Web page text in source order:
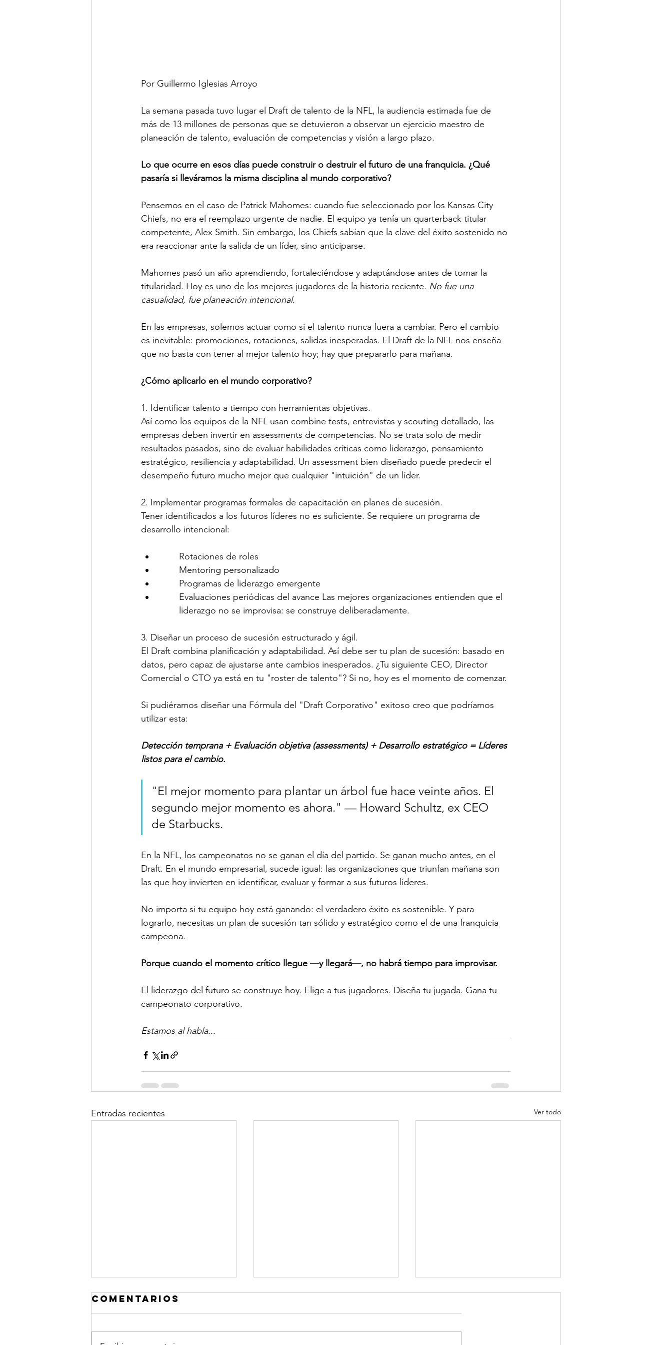
Por Guillermo Iglesias Arroyo
La semana pasada tuvo lugar el Draft de talento de la NFL, la audiencia estimada fue de
más de 13 millones de personas que se detuvieron a observar un ejercicio maestro de
planeación de talento, evaluación de competencias y visión a largo plazo.
Lo que ocurre en esos días puede construir o destruir el futuro de una franquicia. ¿Qué
pasaría si lleváramos la misma disciplina al mundo corporativo?
Pensemos en el caso de Patrick Mahomes: cuando fue seleccionado por los Kansas City
Chiefs, no era el reemplazo urgente de nadie. El equipo ya tenía un quarterback titular
competente, Alex Smith. Sin embargo, los Chiefs sabían que la clave del éxito sostenido no
era reaccionar ante la salida de un líder, sino anticiparse.
Mahomes pasó un año aprendiendo, fortaleciéndose y adaptándose antes de tomar la
titularidad. Hoy es uno de los mejores jugadores de la historia reciente. No fue una
casualidad, fue planeación intencional.
En las empresas, solemos actuar como si el talento nunca fuera a cambiar. Pero el cambio
es inevitable: promociones, rotaciones, salidas inesperadas. El Draft de la NFL nos enseña
que no basta con tener al mejor talento hoy; hay que prepararlo para mañana.
¿Cómo aplicarlo en el mundo corporativo?
1. Identificar talento a tiempo con herramientas objetivas.
Así como los equipos de la NFL usan combine tests, entrevistas y scouting detallado, las
empresas deben invertir en assessments de competencias. No se trata solo de medir
resultados pasados, sino de evaluar habilidades críticas como liderazgo, pensamiento
estratégico, resiliencia y adaptabilidad. Un assessment bien diseñado puede predecir el
desempeño futuro mucho mejor que cualquier "intuición" de un líder.
2. Implementar programas formales de capacitación en planes de sucesión.
Tener identificados a los futuros líderes no es suficiente. Se requiere un programa de
desarrollo intencional:
Rotaciones de roles
Mentoring personalizado
Programas de liderazgo emergente
Evaluaciones periódicas del avance Las mejores organizaciones entienden que el
liderazgo no se improvisa: se construye deliberadamente.
3. Diseñar un proceso de sucesión estructurado y ágil.
El Draft combina planificación y adaptabilidad. Así debe ser tu plan de sucesión: basado en
datos, pero capaz de ajustarse ante cambios inesperados. ¿Tu siguiente CEO, Director
Comercial o CTO ya está en tu "roster de talento"? Si no, hoy es el momento de comenzar.
Si pudiéramos diseñar una Fórmula del "Draft Corporativo" exitoso creo que podríamos
utilizar esta:
Detección temprana + Evaluación objetiva (assessments) + Desarrollo estratégico = Líderes
listos para el cambio.
"El mejor momento para plantar un árbol fue hace veinte años. El
segundo mejor momento es ahora." — Howard Schultz, ex CEO
de Starbucks.
En la NFL, los campeonatos no se ganan el día del partido. Se ganan mucho antes, en el
Draft. En el mundo empresarial, sucede igual: las organizaciones que triunfan mañana son
las que hoy invierten en identificar, evaluar y formar a sus futuros líderes.
No importa si tu equipo hoy está ganando: el verdadero éxito es sostenible. Y para
lograrlo, necesitas un plan de sucesión tan sólido y estratégico como el de una franquicia
campeona.
Porque cuando el momento crítico llegue —y llegará—, no habrá tiempo para improvisar.
El liderazgo del futuro se construye hoy. Elige a tus jugadores. Diseña tu jugada. Gana tu
campeonato corporativo.
Estamos al habla...
Entradas recientes Ver todo
Comentarios